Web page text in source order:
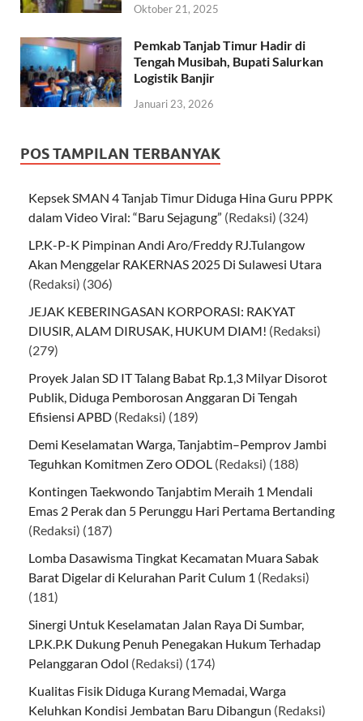
Oktober 21, 2025
Pemkab Tanjab Timur Hadir di
Tengah Musibah, Bupati Salurkan
Logistik Banjir
Januari 23, 2026
POS TAMPILAN TERBANYAK
Kepsek SMAN 4 Tanjab Timur Diduga Hina Guru PPPK
dalam Video Viral: “Baru Sejagung” (Redaksi) (324)
LP.K-P-K Pimpinan Andi Aro/Freddy RJ.Tulangow
Akan Menggelar RAKERNAS 2025 Di Sulawesi Utara
(Redaksi) (306)
JEJAK KEBERINGASAN KORPORASI: RAKYAT
DIUSIR, ALAM DIRUSAK, HUKUM DIAM! (Redaksi)
(279)
Proyek Jalan SD IT Talang Babat Rp.1,3 Milyar Disorot
Publik, Diduga Pemborosan Anggaran Di Tengah
Efisiensi APBD (Redaksi) (189)
Demi Keselamatan Warga, Tanjabtim–Pemprov Jambi
Teguhkan Komitmen Zero ODOL (Redaksi) (188)
Kontingen Taekwondo Tanjabtim Meraih 1 Mendali
Emas 2 Perak dan 5 Perunggu Hari Pertama Bertanding
(Redaksi) (187)
Lomba Dasawisma Tingkat Kecamatan Muara Sabak
Barat Digelar di Kelurahan Parit Culum 1 (Redaksi)
(181)
Sinergi Untuk Keselamatan Jalan Raya Di Sumbar,
LP.K.P.K Dukung Penuh Penegakan Hukum Terhadap
Pelanggaran Odol (Redaksi) (174)
Kualitas Fisik Diduga Kurang Memadai, Warga
Keluhkan Kondisi Jembatan Baru Dibangun (Redaksi)